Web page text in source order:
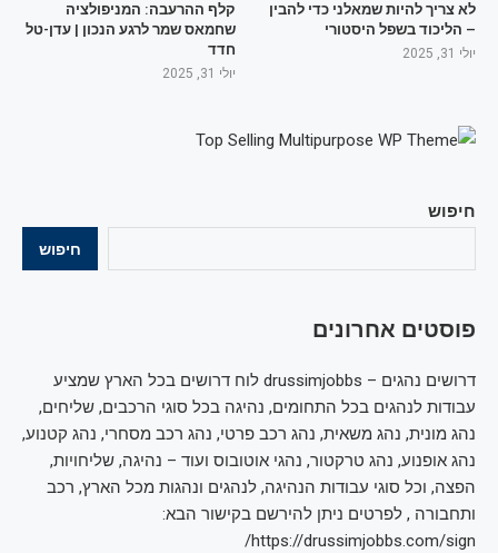
חיפוש
חיפוש
פוסטים אחרונים
דרושים נהגים – drussimjobbs לוח דרושים בכל הארץ שמציע
עבודות לנהגים בכל התחומים, נהיגה בכל סוגי הרכבים, שליחים,
נהג מונית, נהג משאית, נהג רכב פרטי, נהג רכב מסחרי, נהג קטנוע,
נהג אופנוע, נהג טרקטור, נהגי אוטובוס ועוד – נהיגה, שליחויות,
הפצה, וכל סוגי עבודות הנהיגה, לנהגים ונהגות מכל הארץ, רכב
ותחבורה , לפרטים ניתן להירשם בקישור הבא:
https://drussimjobbs.com/sign/
לא צריך להיות שמאלני כדי להבין
– הליכוד בשפל היסטורי
יולי 31, 2025
קלף ההרעבה: המניפולציה
שחמאס שמר לרגע הנכון | עדן-טל
חדד
יולי 31, 2025